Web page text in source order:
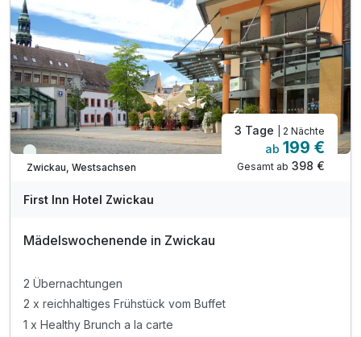
Viele Termine frei
Zwickau, Westsachsen
3 Tage | 2 Nächte
ab 199 €
Gesamt ab 398 €
First Inn Hotel Zwickau
Mädelswochenende in Zwickau
2 Übernachtungen
2 x reichhaltiges Frühstück vom Buffet
1 x Healthy Brunch a la carte